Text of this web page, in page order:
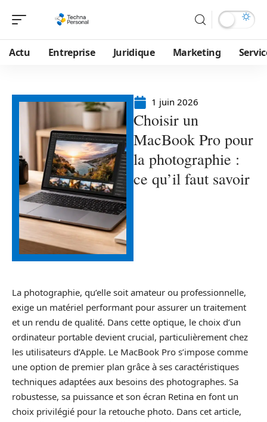
Actu Entreprise Juridique Marketing
1 juin 2026
Choisir un
MacBook Pro pour
la photographie :
ce qu’il faut savoir
La photographie, qu’elle soit amateur ou professionnelle,
exige un matériel performant pour assurer un traitement
et un rendu de qualité. Dans cette optique, le choix d’un
ordinateur portable devient crucial, particulièrement chez
les utilisateurs d’Apple. Le MacBook Pro s’impose comme
une option de premier plan grâce à ses caractéristiques
techniques adaptées aux besoins des photographes. Sa
robustesse, sa puissance et son écran Retina en font un
choix privilégié pour la retouche photo. Dans cet article,